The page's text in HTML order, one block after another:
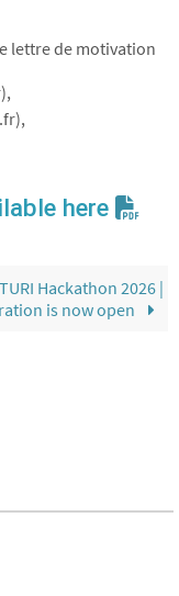
lettre de motivation
here
Hackathon 2026 |
is now open